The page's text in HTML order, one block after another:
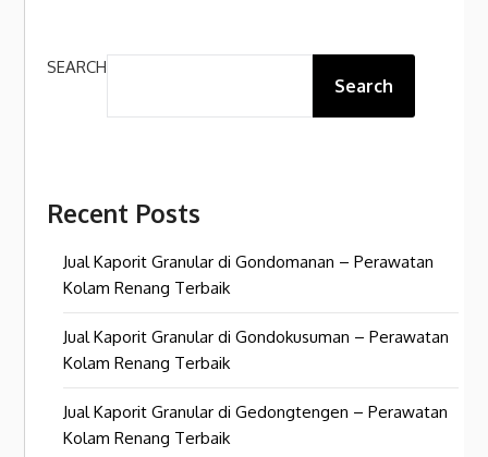
SEARCH
Search
Recent Posts
Jual Kaporit Granular di Gondomanan – Perawatan
Kolam Renang Terbaik
Jual Kaporit Granular di Gondokusuman – Perawatan
Kolam Renang Terbaik
Jual Kaporit Granular di Gedongtengen – Perawatan
Kolam Renang Terbaik